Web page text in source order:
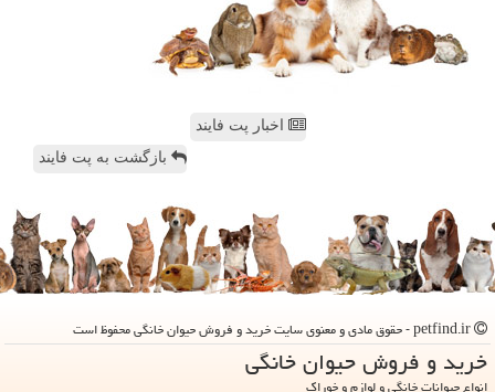
اخبار پت فایند
بازگشت به پت فایند
خرید و فروش حیوان خانگی
انواع حیوانات خانگی و لوازم و خوراک